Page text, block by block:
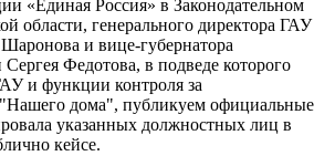
«Единая Россия» в Законодательном
области, генерального директора ГАУ
и вице-губернатора
Федотова, в подведе которого
и функции контроля за
"Нашего дома", публикуем официальные
указанных должностных лиц в
кейсе.